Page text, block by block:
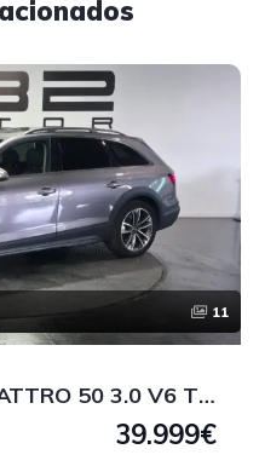
11
AUDI A4 ALLROAD QUATTRO 50 3.0 V6 TDI 286 CV
39.999€